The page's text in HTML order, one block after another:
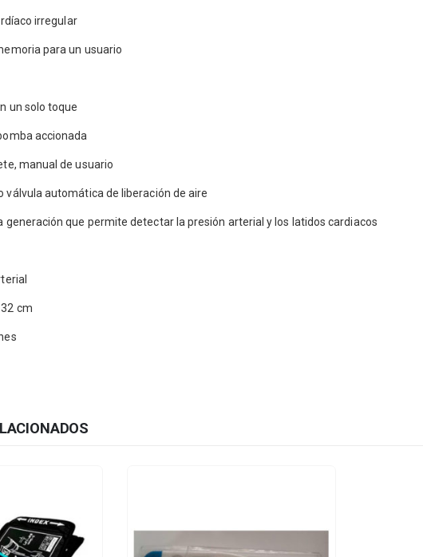
irregular
para un usuario
un solo toque
accionada
manual de usuario
válvula automática de liberación de aire
generación que permite detectar la presión arterial y los latidos cardiacos
cm